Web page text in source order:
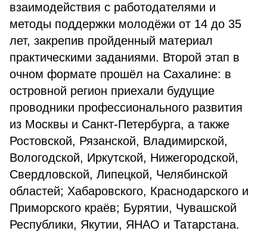
взаимодействия с работодателями и
методы поддержки молодёжи от 14 до 35
лет, закрепив пройденный материал
практическими заданиями. Второй этап в
очном формате прошёл на Сахалине: в
островной регион приехали будущие
проводники профессионального развития
из Москвы и Санкт-Петербурга, а также
Ростовской, Рязанской, Владимирской,
Вологодской, Иркутской, Нижегородской,
Свердловской, Липецкой, Челябинской
областей; Хабаровского, Краснодарского и
Приморского краёв; Бурятии, Чувашской
Республики, Якутии, ЯНАО и Татарстана.